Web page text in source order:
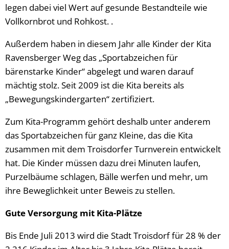
legen dabei viel Wert auf gesunde Bestandteile wie
Vollkornbrot und Rohkost. .
Außerdem haben in diesem Jahr alle Kinder der Kita
Ravensberger Weg das „Sportabzeichen für
bärenstarke Kinder“ abgelegt und waren darauf
mächtig stolz. Seit 2009 ist die Kita bereits als
„Bewegungskindergarten“ zertifiziert.
Zum Kita-Programm gehört deshalb unter anderem
das Sportabzeichen für ganz Kleine, das die Kita
zusammen mit dem Troisdorfer Turnverein entwickelt
hat. Die Kinder müssen dazu drei Minuten laufen,
Purzelbäume schlagen, Bälle werfen und mehr, um
ihre Beweglichkeit unter Beweis zu stellen.
Gute Versorgung mit Kita-Plätze
Bis Ende Juli 2013 wird die Stadt Troisdorf für 28 % der